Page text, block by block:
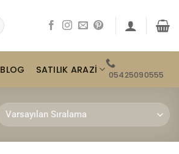
BLOG SATILIK ARAZI 05425090555